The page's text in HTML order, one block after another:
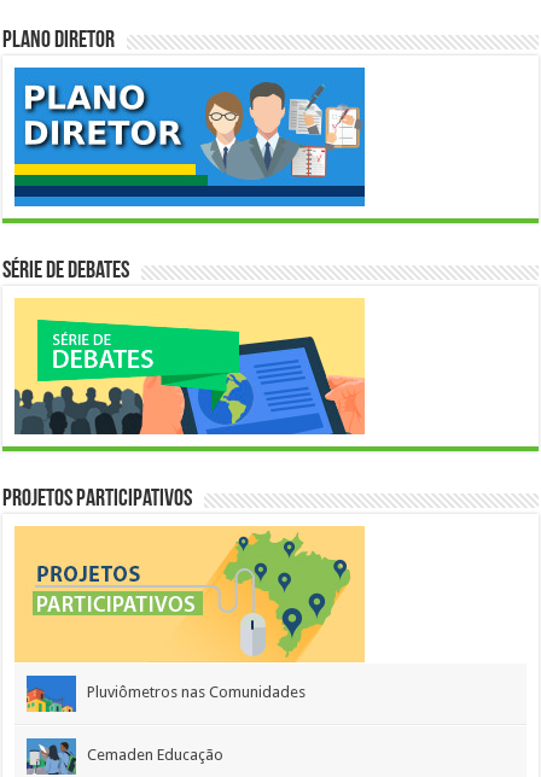
Plano Diretor
Série de Debates
Projetos Participativos
Pluviômetros nas Comunidades
Cemaden Educação